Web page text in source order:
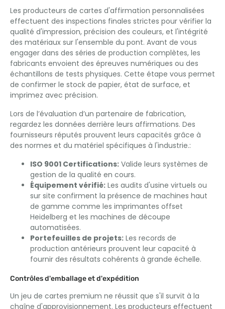
Les producteurs de cartes d'affirmation personnalisées
effectuent des inspections finales strictes pour vérifier la
qualité d'impression, précision des couleurs, et l'intégrité
des matériaux sur l'ensemble du pont. Avant de vous
engager dans des séries de production complètes, les
fabricants envoient des épreuves numériques ou des
échantillons de tests physiques. Cette étape vous permet
de confirmer le stock de papier, état de surface, et
imprimez avec précision.
Lors de l’évaluation d’un partenaire de fabrication,
regardez les données derrière leurs affirmations. Des
fournisseurs réputés prouvent leurs capacités grâce à
des normes et du matériel spécifiques à l'industrie.:
ISO 9001 Certifications: Valide leurs systèmes de
gestion de la qualité en cours.
Équipement vérifié: Les audits d'usine virtuels ou
sur site confirment la présence de machines haut
de gamme comme les imprimantes offset
Heidelberg et les machines de découpe
automatisées.
Portefeuilles de projets: Les records de
production antérieurs prouvent leur capacité à
fournir des résultats cohérents à grande échelle.
Contrôles d'emballage et d'expédition
Un jeu de cartes premium ne réussit que s'il survit à la
chaîne d'approvisionnement. Les producteurs effectuent